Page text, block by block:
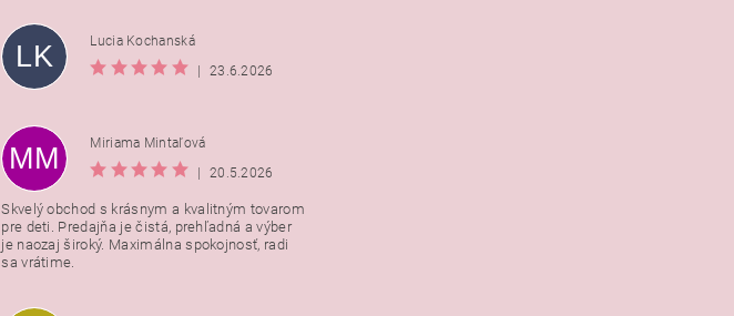
Vložením hodnotenie súhlasíte s
podmienkami ochrany osobných
LK
Lucia Kochanská
23.6.2026
MM
Miriama Mintaľová
20.5.2026
Skvelý obchod s krásnym a kvalitným tovarom
pre deti. Predajňa je čistá, prehľadná a výber
je naozaj široký. Maximálna spokojnosť, radi
sa vrátime.